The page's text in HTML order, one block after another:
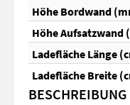
Höhe Bordwand
Höhe Aufsatzwand
Ladefläche Länge
Ladefläche Breite
BESCHREIBUNG